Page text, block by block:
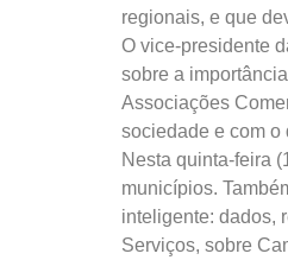
regionais, e que
O vice-presidente
sobre a
Associações
sociedade e com o
Nesta quinta-feira
municípios.
inteligente: dados,
Serviços, sobre